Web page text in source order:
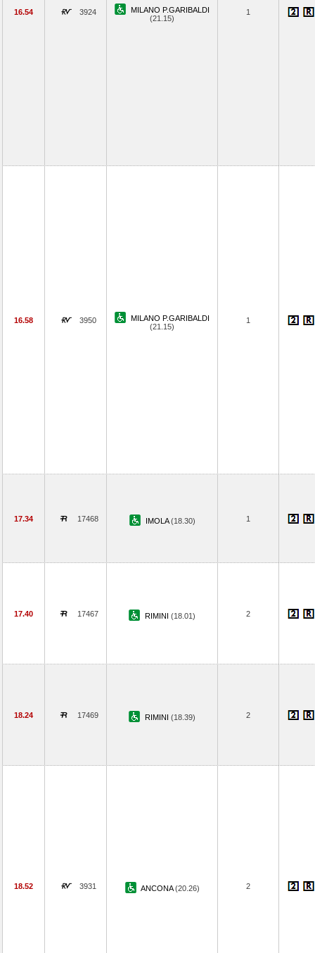
16.54 3924
MILANO P.GARIBALDI
(21.15)
1
16.58 3950
MILANO P.GARIBALDI
(21.15)
1
17.34 17468 IMOLA(18.30) 1
17.40 17467 RIMINI (18.01) 2
18.24 17469 RIMINI (18.39) 2
18.52 3931 ANCONA(20.26) 2